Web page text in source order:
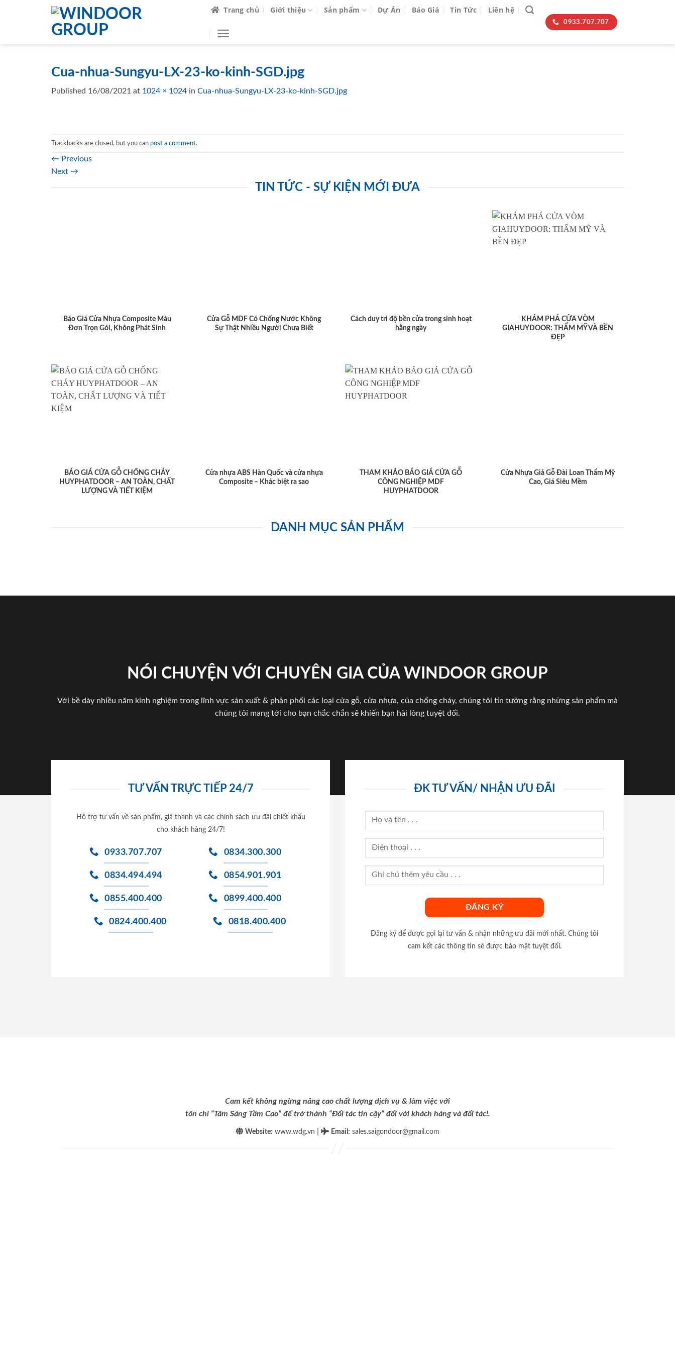
Trang chủ Giới thiệu Sản phẩm Dự Án Báo Giá Tin Tức Liên hệ
0933.707.707
Cua-nhua-Sungyu-LX-23-ko-kinh-SGD.jpg
Published 16/08/2021 at 1024 × 1024 in Cua-nhua-Sungyu-LX-23-ko-kinh-SGD.jpg
Trackbacks are closed, but you can post a comment.
← Previous
Next →
TIN TỨC - SỰ KIỆN MỚI ĐƯA
Báo Giá Cửa Nhựa Composite Màu
Đơn Trọn Gói, Không Phát Sinh
Cửa Gỗ MDF Có Chống Nước Không
Sự Thật Nhiều Người Chưa Biết
Cách duy trì độ bền cửa trong sinh hoạt
hằng ngày
KHÁM PHÁ CỬA VÒM
GIAHUYDOOR: THẨM MỸ VÀ BỀN
ĐẸP
BÁO GIÁ CỬA GỖ CHỐNG CHÁY
HUYPHATDOOR – AN TOÀN, CHẤT
LƯỢNG VÀ TIẾT KIỆM
Cửa nhựa ABS Hàn Quốc và cửa nhựa
Composite – Khác biệt ra sao
THAM KHẢO BÁO GIÁ CỬA GỖ
CÔNG NGHIỆP MDF
HUYPHATDOOR
Cửa Nhựa Giả Gỗ Đài Loan Thẩm Mỹ
Cao, Giá Siêu Mềm
DANH MỤC SẢN PHẨM
NÓI CHUYỆN VỚI CHUYÊN GIA CỦA WINDOOR GROUP
Với bề dày nhiều năm kinh nghiệm trong lĩnh vực sản xuất & phân phối các loại cửa gỗ, cửa nhựa, của chống cháy, chúng tôi tin tưởng rằng những sản phẩm mà
chúng tôi mang tới cho bạn chắc chắn sẽ khiến bạn hài lòng tuyệt đối.
TƯ VẤN TRỰC TIẾP 24/7
Hỗ trợ tư vấn về sản phẩm, giá thành và các chính sách ưu đãi chiết khấu
cho khách hàng 24/7!
0933.707.707
0834.494.494
0855.400.400
0824.400.400
0834.300.300
0854.901.901
0899.400.400
0818.400.400
ĐK TƯ VẤN/ NHẬN ƯU ĐÃI
Đăng ký để được gọi lại tư vấn & nhận những ưu đãi mới nhất. Chúng tôi
cam kết các thông tin sẽ được bảo mật tuyệt đối.
Cam kết không ngừng nâng cao chất lượng dịch vụ & làm việc với
tôn chỉ “Tâm Sáng Tầm Cao” để trở thành “Đối tác tin cậy” đối với khách hàng và đối tác!.
Website: www.wdg.vn Email : sales.saigondoor@gmail.com